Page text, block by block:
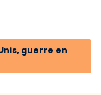
guerre en